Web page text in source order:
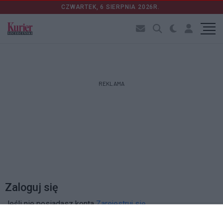
CZWARTEK, 6 SIERPNIA 2026R.
REKLAMA
Zaloguj się
Jeśli nie posiadasz kontaZarejestruj się